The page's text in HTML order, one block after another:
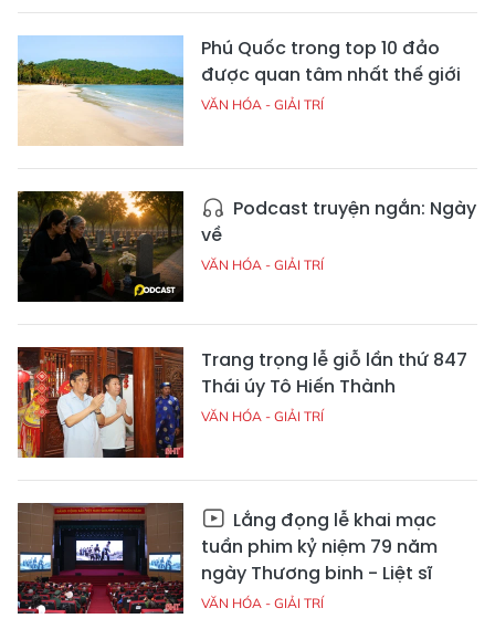
Phú Quốc trong top 10 đảo
được quan tâm nhất thế giới
VĂN HÓA - GIẢI TRÍ
Podcast truyện ngắn: Ngày
về
VĂN HÓA - GIẢI TRÍ
Trang trọng lễ giỗ lần thứ 847
Thái úy Tô Hiến Thành
VĂN HÓA - GIẢI TRÍ
Lắng đọng lễ khai mạc
tuần phim kỷ niệm 79 năm
ngày Thương binh - Liệt sĩ
VĂN HÓA - GIẢI TRÍ